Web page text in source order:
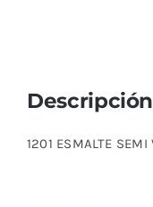
Descripción
1201 ESMALTE SEMI